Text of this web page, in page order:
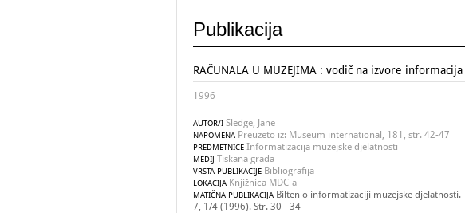
Publikacija
RAČUNALA U MUZEJIMA : vodič na izvore informacija
1996
AUTOR/I Sledge, Jane
NAPOMENA Preuzeto iz: Museum international, 181, str. 42-47
PREDMETNICE Informatizacija muzejske djelatnosti
MEDIJ Tiskana građa
VRSTA PUBLIKACIJE Bibliografija
LOKACIJA Knjižnica MDC-a
MATIČNA PUBLIKACIJA Bilten o informatizaciji muzejske djelatnosti.-
7, 1/4 (1996). Str. 30 - 34